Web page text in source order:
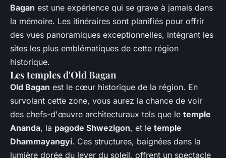
Bagan est une expérience qui se grave à jamais dans
la mémoire. Les itinéraires sont planifiés pour offrir
des vues panoramiques exceptionnelles, intégrant les
sites les plus emblématiques de cette région
historique.
Les temples d'Old Bagan
Old Bagan est le cœur historique de la région. En
survolant cette zone, vous aurez la chance de voir
des chefs-d'œuvre architecturaux tels que le temple
Ananda, la pagode Shwezigon, et le temple
Dhammayangyi. Ces structures, baignées dans la
lumière dorée du lever du soleil, offrent un spectacle